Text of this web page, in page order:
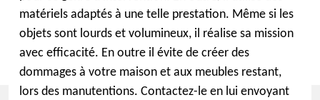
matériels adaptés à une telle prestation. Même si les
objets sont lourds et volumineux, il réalise sa mission
avec efficacité. En outre il évite de créer des
dommages à votre maison et aux meubles restant,
lors des manutentions. Contactez-le en lui envoyant